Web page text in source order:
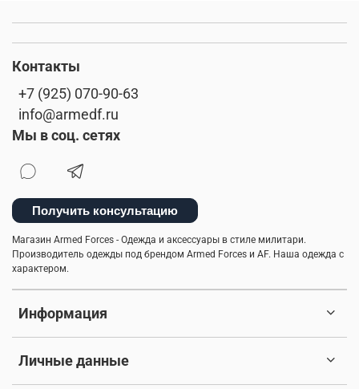
Информация
Личные данные
Контакты
+7 (925) 070-90-63
info@armedf.ru
Мы в соц. сетях
Получить консультацию
Магазин Armed Forces - Одежда и аксессуары в стиле милитари.
Производитель одежды под брендом Armed Forces и AF. Наша одежда с
характером.